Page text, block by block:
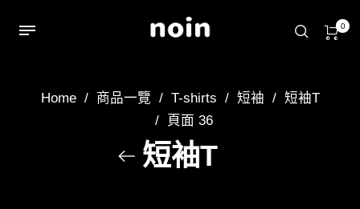
0
Home / 商品一覽 / T-shirts / 短袖 / 短袖T
/ 頁面 36
短袖T